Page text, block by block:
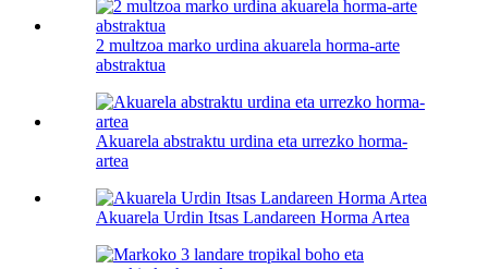
2 multzoa marko urdina akuarela horma-arte
abstraktua
Akuarela abstraktu urdina eta urrezko horma-
artea
Akuarela Urdin Itsas Landareen Horma Artea